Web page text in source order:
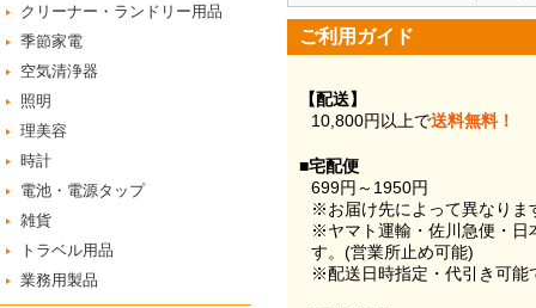
クリーナー・ランドリー用品
季節家電
空気清浄器
照明
理美容
時計
電池・電源タップ
雑貨
トラベル用品
業務用製品
ご利用ガイド
【配送】
10,800円以上で送料無料！
■宅配便
699円～1950円
※お届け先によって異なりま
※ヤマト運輸・佐川急便・日
す。(営業所止め可能)
※配送日時指定・代引き可能